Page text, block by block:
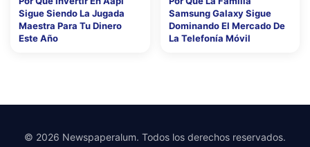
Sigue Siendo La Jugada
Maestra Para Tu Dinero
Este Año
Samsung Galaxy Sigue
Dominando El Mercado De
La Telefonía Móvil
© 2026 Newspaperalum. Todos los derechos reservados.